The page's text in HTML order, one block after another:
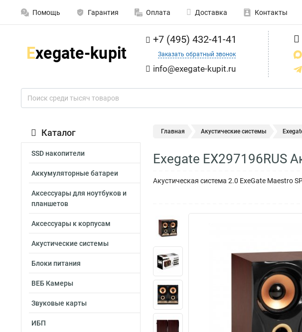
Помощь Гарантия Оплата Доставка Контакты
+7 (495) 432-41-41
Заказать обратный звонок
info@exegate-kupit.ru
Каталог
SSD накопители
Аккумуляторные батареи
Аксессуары для ноутбуков и
планшетов
Аксессуары к корпусам
Акустические системы
Блоки питания
ВЕБ Камеры
Звуковые карты
ИБП
Главная Акустические системы
Exegate EX297196RUS
Акустическая система 2.0 ExeGate Maestro